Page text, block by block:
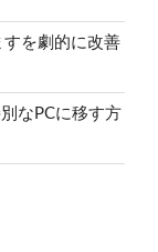
を劇的に改善
なPCに移す方